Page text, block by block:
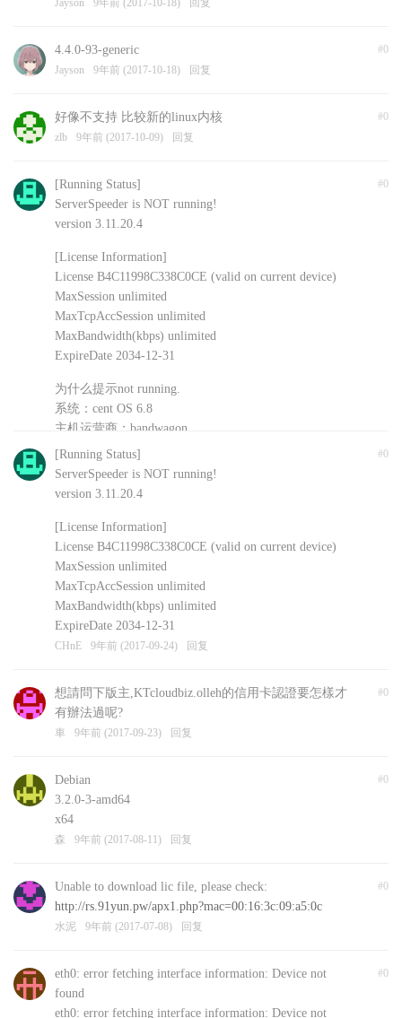
Jayson 9年前 (2017-10-18) 回复
#0
4.4.0-93-generic
Jayson 9年前 (2017-10-18) 回复
#0
好像不支持 比较新的linux内核
zlb 9年前 (2017-10-09) 回复
#0
[Running Status]
ServerSpeeder is NOT running!
version 3.11.20.4
[License Information]
License B4C11998C338C0CE (valid on current device)
MaxSession unlimited
MaxTcpAccSession unlimited
MaxBandwidth(kbps) unlimited
ExpireDate 2034-12-31
为什么提示not running.
系统：cent OS 6.8
主机运营商：bandwagon
安装的其他软件：shadowsockR
CHnE 9年前 (2017-09-24) 回复
#0
[Running Status]
ServerSpeeder is NOT running!
version 3.11.20.4
[License Information]
License B4C11998C338C0CE (valid on current device)
MaxSession unlimited
MaxTcpAccSession unlimited
MaxBandwidth(kbps) unlimited
ExpireDate 2034-12-31
CHnE 9年前 (2017-09-24) 回复
#0
想請問下版主,KTcloudbiz.olleh的信用卡認證要怎樣才
有辦法過呢?
車 9年前 (2017-09-23) 回复
#0
Debian
3.2.0-3-amd64
x64
森 9年前 (2017-08-11) 回复
#0
Unable to download lic file, please check:
http://rs.91yun.pw/apx1.php?mac=00:16:3c:09:a5:0c
水泥 9年前 (2017-07-08) 回复
#0
eth0: error fetching interface information: Device not
found
eth0: error fetching interface information: Device not